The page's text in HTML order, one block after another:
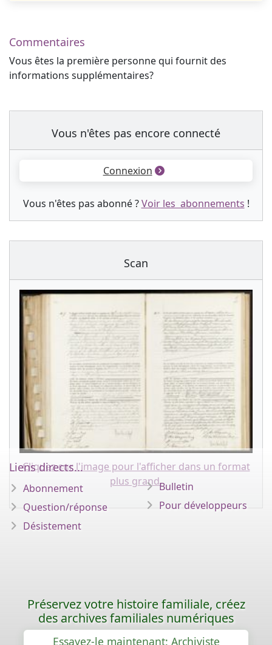
Commentaires
Vous êtes la première personne qui fournit des
informations supplémentaires?
Vous n'êtes pas encore connecté
Connexion
Vous n'êtes pas abonné ?Voir les abonnements !
Scan
Cliquez sur l'image pour l'afficher dans un format
plus grand.
Liens directs...
Abonnement
Question/réponse
Désistement
Bulletin
Pour développeurs
Préservez votre histoire familiale, créez
des archives familiales numériques
Essayez-le maintenant: Archiviste